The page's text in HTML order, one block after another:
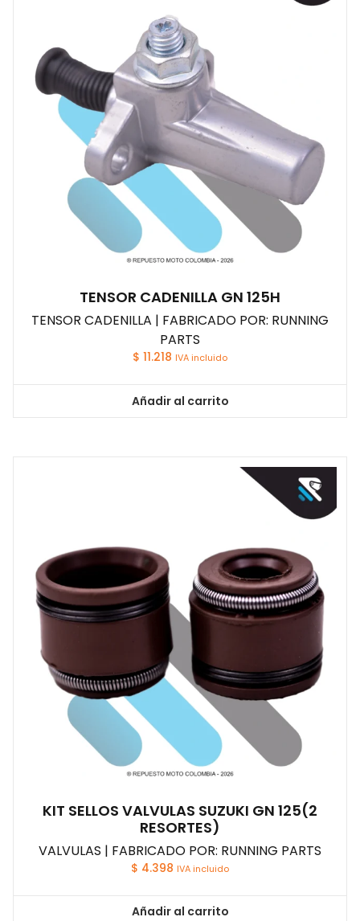
TENSOR CADENILLA GN 125H
TENSOR CADENILLA | FABRICADO POR: RUNNING
PARTS
$ 11.218 IVA incluido
Añadir al carrito
KIT SELLOS VALVULAS SUZUKI GN 125(2
RESORTES)
VALVULAS | FABRICADO POR: RUNNING PARTS
$ 4.398 IVA incluido
Añadir al carrito